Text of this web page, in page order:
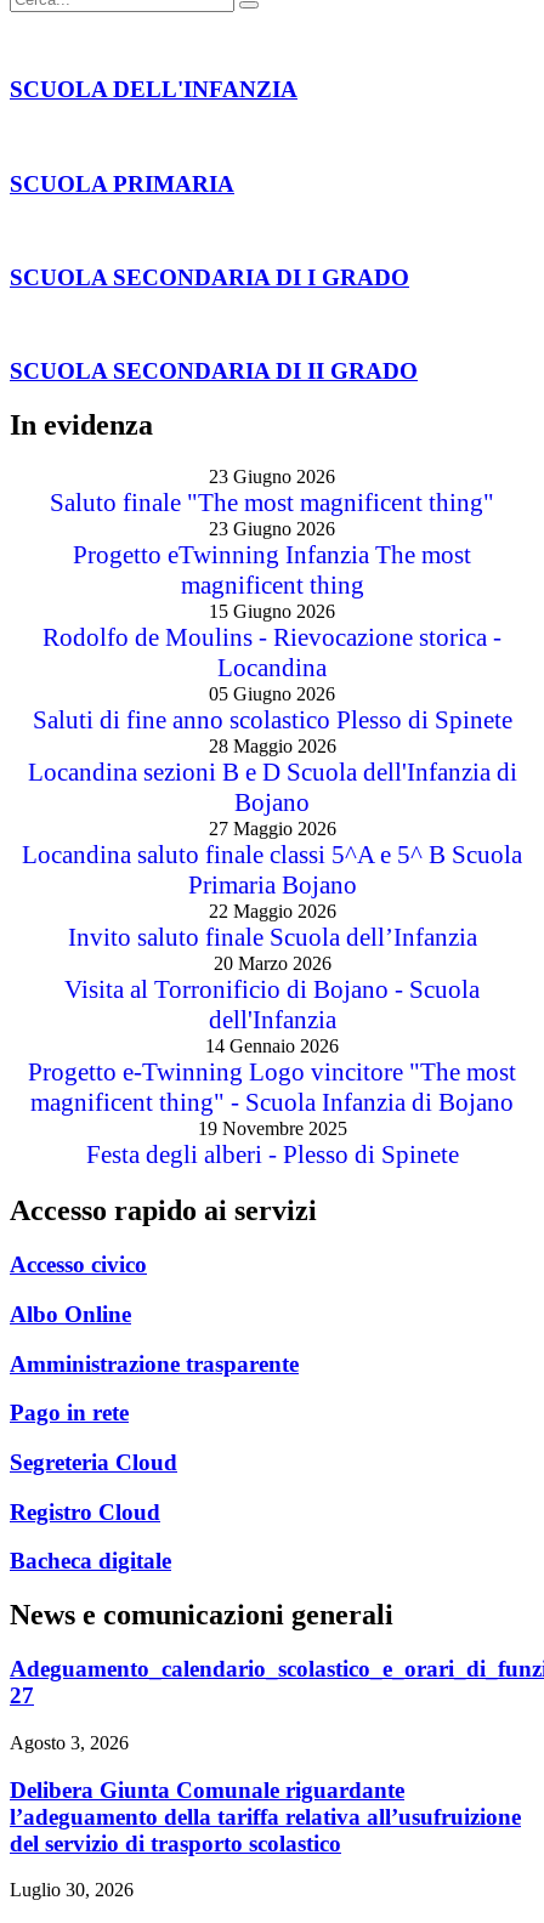
SCUOLA DELL'INFANZIA
SCUOLA PRIMARIA
SCUOLA SECONDARIA DI I GRADO
SCUOLA SECONDARIA DI II GRADO
In evidenza
23 Giugno 2026
Saluto finale "The most magnificent thing"
23 Giugno 2026
Progetto eTwinning Infanzia The most
magnificent thing
15 Giugno 2026
Rodolfo de Moulins - Rievocazione storica -
Locandina
05 Giugno 2026
Saluti di fine anno scolastico Plesso di Spinete
28 Maggio 2026
Locandina sezioni B e D Scuola dell'Infanzia di
Bojano
27 Maggio 2026
Locandina saluto finale classi 5^A e 5^ B Scuola
Primaria Bojano
22 Maggio 2026
Invito saluto finale Scuola dell’Infanzia
20 Marzo 2026
Visita al Torronificio di Bojano - Scuola
dell'Infanzia
14 Gennaio 2026
Progetto e-Twinning Logo vincitore "The most
magnificent thing" - Scuola Infanzia di Bojano
19 Novembre 2025
Festa degli alberi - Plesso di Spinete
Accesso rapido ai servizi
Accesso civico
Albo Online
Amministrazione trasparente
Pago in rete
Segreteria Cloud
Registro Cloud
Bacheca digitale
News e comunicazioni generali
27
Agosto 3, 2026
Delibera Giunta Comunale riguardante
l’adeguamento della tariffa relativa all’usufruizione
del servizio di trasporto scolastico
Luglio 30, 2026